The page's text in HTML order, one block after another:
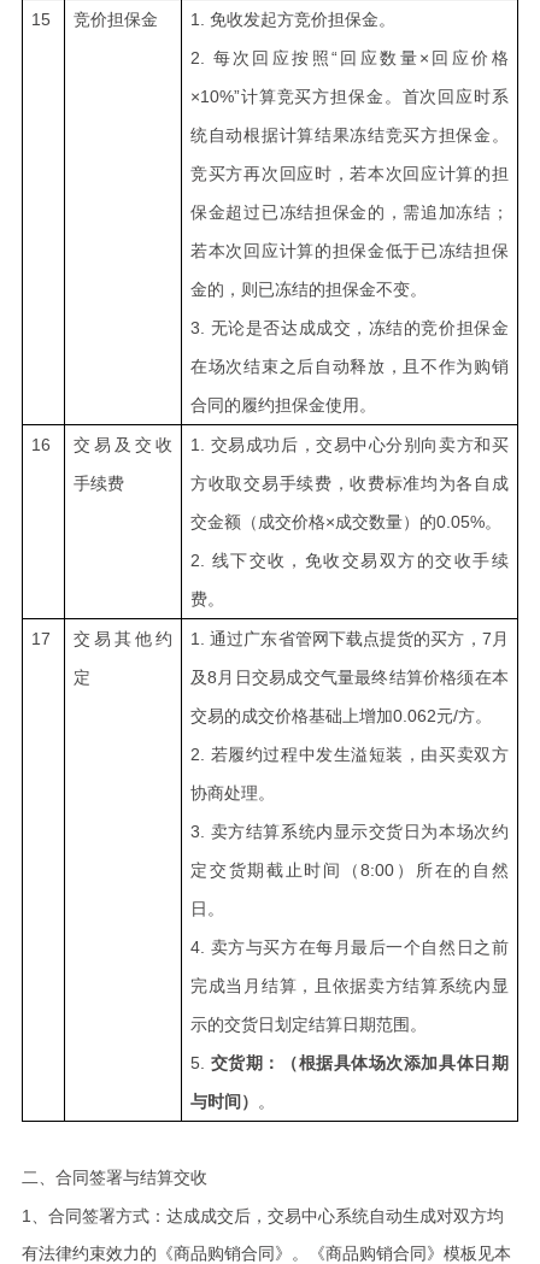
15 竞价担保金 1.免收发起方竞价担保金。
2. 每次回应按照“回应数量×回应价格
×10%”计算竞买方担保金。首次回应时系
统自动根据计算结果冻结竞买方担保金。
竞买方再次回应时，若本次回应计算的担
保金超过已冻结担保金的，需追加冻结；
若本次回应计算的担保金低于已冻结担保
金的，则已冻结的担保金不变。
3. 无论是否达成成交，冻结的竞价担保金
在场次结束之后自动释放，且不作为购销
合同的履约担保金使用。
16
交易及交收
手续费
1. 交易成功后，交易中心分别向卖方和买
方收取交易手续费，收费标准均为各自成
交金额（成交价格×成交数量）的0.05%。
2. 线下交收，免收交易双方的交收手续
费。
17
交易其他约
定
1.通过广东省管网下载点提货的买方，7月
及8月日交易成交气量最终结算价格须在本
交易的成交价格基础上增加0.062元/方。
2. 若履约过程中发生溢短装，由买卖双方
协商处理。
3. 卖方结算系统内显示交货日为本场次约
定交货期截止时间（8:00）所在的自然
日。
4. 卖方与买方在每月最后一个自然日之前
完成当月结算，且依据卖方结算系统内显
示的交货日划定结算日期范围。
5. 交货期：（根据具体场次添加具体日期
与时间）
。
二、合同签署与结算交收
1、合同签署方式：达成成交后，交易中心系统自动生成对双方均
有法律约束效力的《商品购销合同》。《商品购销合同》模板见本